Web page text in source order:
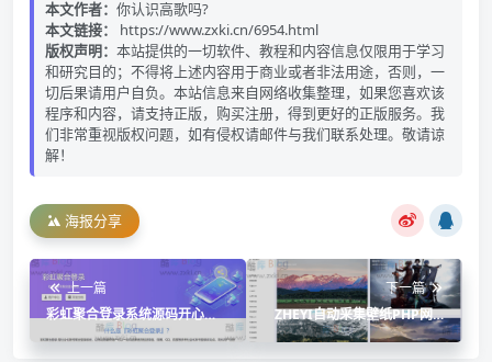
本文作者： 你认识高歌吗?
本文链接：
https://www.zxki.cn/6954.html
版权声明： 本站提供的一切软件、教程和内容信息仅限用于学习
和研究目的；不得将上述内容用于商业或者非法用途，否则，一
切后果请用户自负。本站信息来自网络收集整理，如果您喜欢该
程序和内容，请支持正版，购买注册，得到更好的正版服务。我
们非常重视版权问题，如有侵权请邮件与我们联系处理。敬请谅
解！
海报分享
上一篇
彩虹聚合登录系统源码开心
版，简化用户登录注册
下一篇
ZHEYI自动采集壁纸PHP网站
源码，使用360壁纸官方数据接